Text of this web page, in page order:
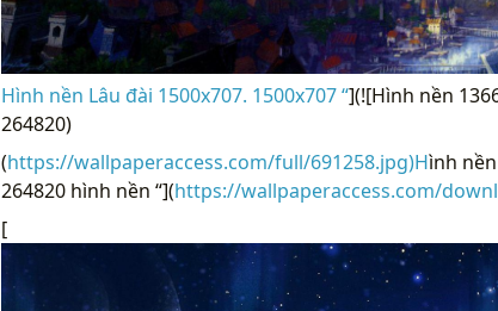
Hình nền Lâu đài 1500x707. 1500x707 “](![Hình nền
264820)
(https://wallpaperaccess.com/full/691258.jpg)Hình
264820 hình nền “](https://wallpaperaccess.com/
[